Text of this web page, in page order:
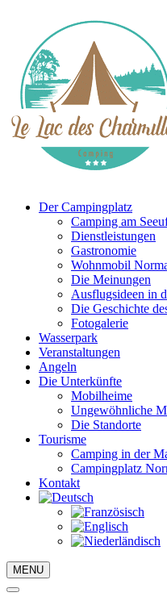
Der Campingplatz
Camping am
Dienstleistungen
Gastronomie
Wohnmobil
Die Meinungen
Ausflugsideen in
Die Geschichte
Fotogalerie
Wasserpark
Veranstaltungen
Angeln
Die Unterkünfte
Mobilheime
Ungewöhnliche
Die Standorte
Tourisme
Camping in der
Campingplatz
Kontakt
MENU